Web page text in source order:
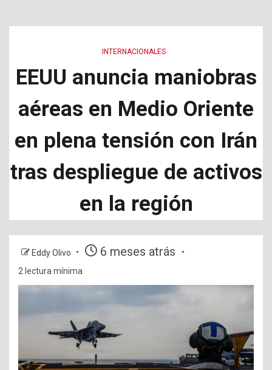
INTERNACIONALES
EEUU anuncia maniobras
aéreas en Medio Oriente
en plena tensión con Irán
tras despliegue de activos
en la región
Eddy Olivo 6 meses atrás
2 lectura mínima